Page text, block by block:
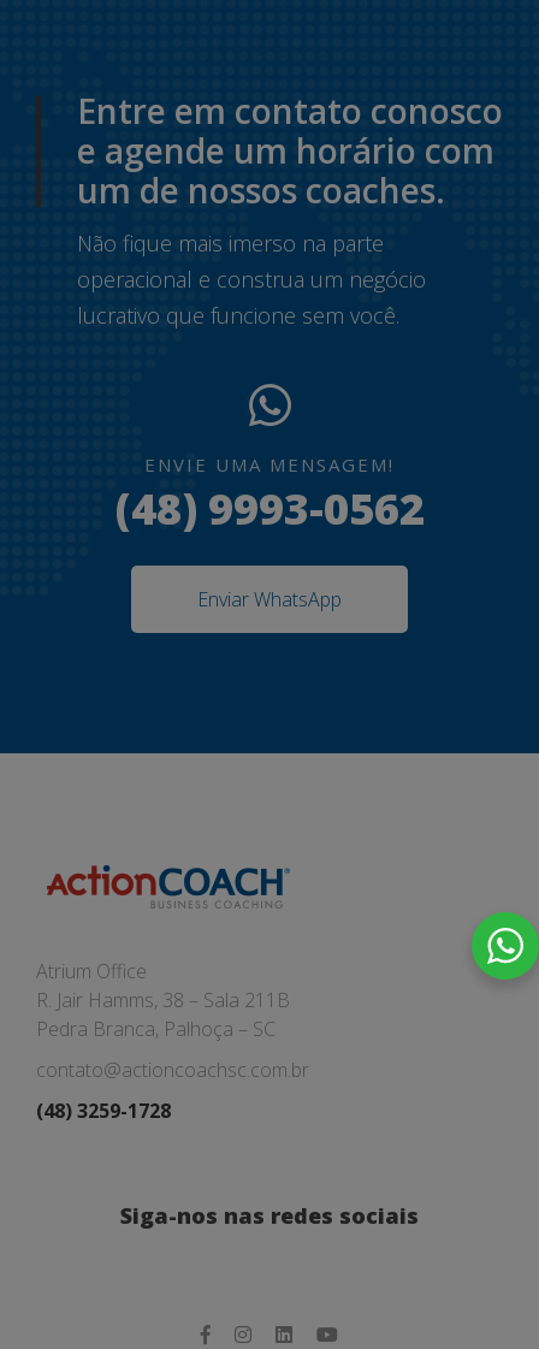
Entre em contato conosco
e agende um horário com
um de nossos coaches.
Não fique mais imerso na parte
operacional e construa um negócio
lucrativo que funcione sem você.
ENVIE UMA MENSAGEM!
(48) 9993-0562
Enviar WhatsApp
Atrium Office
R. Jair Hamms, 38 – Sala 211B
Pedra Branca, Palhoça – SC
contato@actioncoachsc.com.br
(48) 3259-1728
Siga-nos nas redes sociais